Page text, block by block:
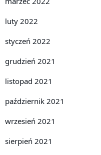
luty 2022
styczeń 2022
grudzień 2021
listopad 2021
październik 2021
wrzesień 2021
sierpień 2021